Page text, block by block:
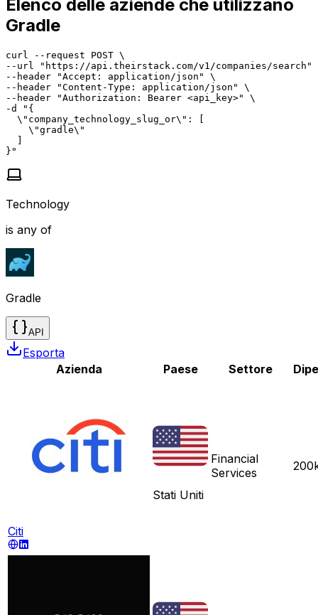
Elenco delle aziende che utilizzano
Gradle
curl --request POST \
--url "https://api.theirstack.com/v1/companies/search"
--header "Accept: application/json" \
--header "Content-Type: application/json" \
--header "Authorization: Bearer <api_key>" \
-d "{
  \"company_technology_slug_or\": [
    \"gradle\"
  ]
}"
Technology
is any of
Gradle
API
Esporta
Azienda
Paese Settore
Citi
Stati Uniti
Financial
Services